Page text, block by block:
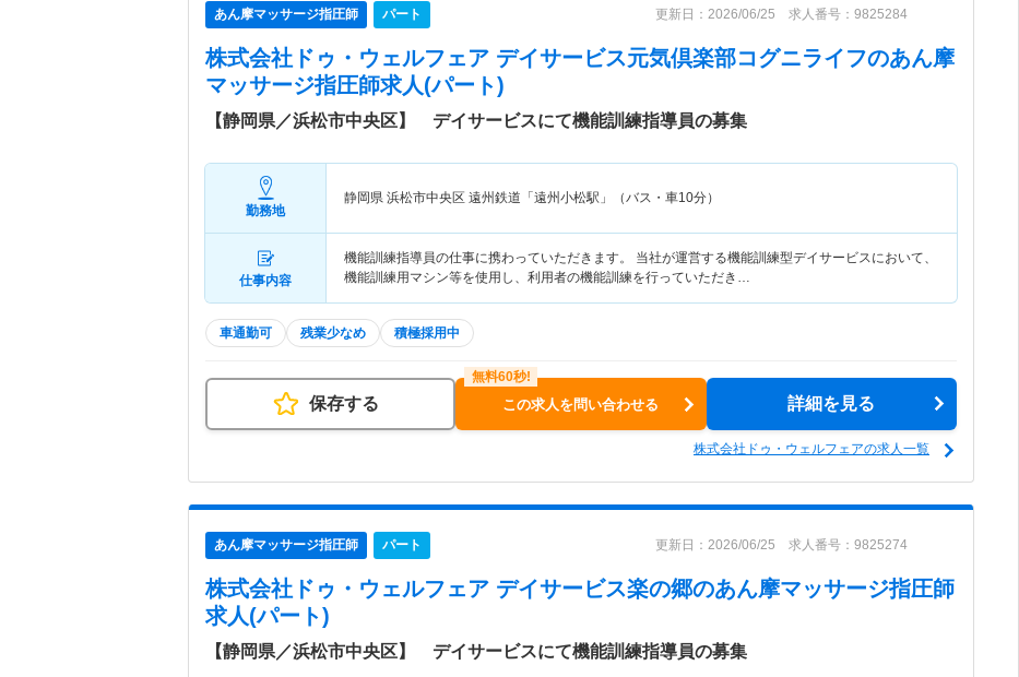
あん摩マッサージ指圧師 パート 更新日：2026/06/25 求人番号：9825284
株式会社ドゥ・ウェルフェア デイサービス元気倶楽部コグニライフのあん摩
マッサージ指圧師求人(パート)
【静岡県／浜松市中央区】 デイサービスにて機能訓練指導員の募集
勤務地
静岡県 浜松市中央区 遠州鉄道「遠州小松駅」（バス・車10分）
仕事内容
機能訓練指導員の仕事に携わっていただきます。 当社が運営する機能訓練型デイサービスにおいて、
機能訓練用マシン等を使用し、利用者の機能訓練を行っていただき…
車通勤可 残業少なめ 積極採用中
保存する この求人を問い合わせる 詳細を見る
株式会社ドゥ・ウェルフェアの求人一覧
あん摩マッサージ指圧師 パート 更新日：2026/06/25 求人番号：9825274
株式会社ドゥ・ウェルフェア デイサービス楽の郷のあん摩マッサージ指圧師
求人(パート)
【静岡県／浜松市中央区】 デイサービスにて機能訓練指導員の募集